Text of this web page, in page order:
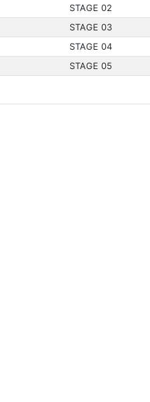
STAGE 02
STAGE 03
STAGE 04
STAGE 05